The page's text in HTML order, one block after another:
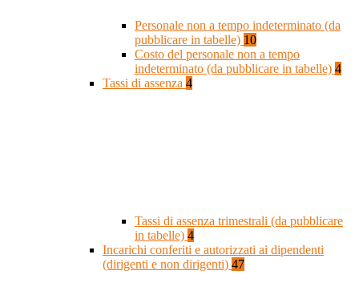
Personale non a tempo indeterminato (da
pubblicare in tabelle) 10
Costo del personale non a tempo
indeterminato (da pubblicare in tabelle) 4
Tassi di assenza 4
Tassi di assenza trimestrali (da pubblicare
in tabelle) 4
Incarichi conferiti e autorizzati ai dipendenti
(dirigenti e non dirigenti) 47